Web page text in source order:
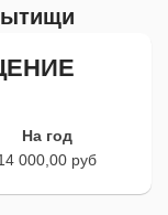
На год
000,00 руб